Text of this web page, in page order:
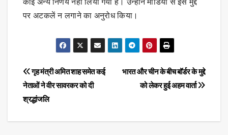
पर अटकलें न लगाने का अनुरोध किया।
Post
navigation
भारत और चीन के बीच बॉर्डर के मुद्दे
को लेकर हुई अहम वार्ता
गृह मंत्री अमित शाह समेत कई
नेताओं ने वीर सावरकर को दी
श्रद्धांजलि